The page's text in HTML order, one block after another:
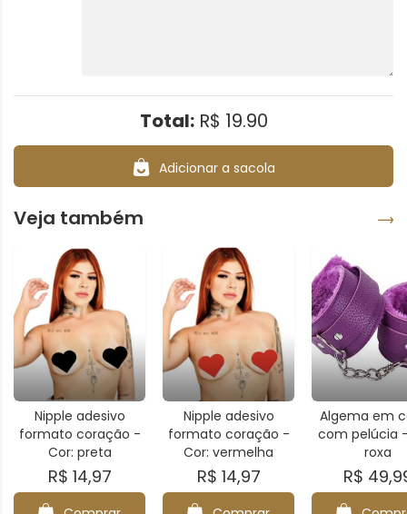
Total:R$ 19.90
Adicionar a sacola
Veja também
Nipple adesivo
formato coração -
Cor: preta
R$ 14,97
Nipple adesivo
formato coração -
Cor: vermelha
R$ 14,97
Algema em
com pelúcia
roxa
R$